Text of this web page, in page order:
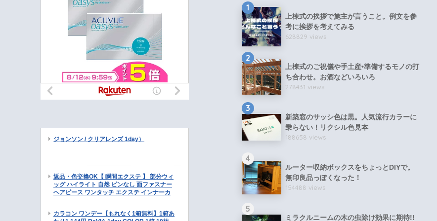
1
上棟式の挨拶で施主が言うこと。例文を参
考に挨拶を考えてみる
628829 views
2
上棟式のご祝儀や手土産•準備するモノの打
ち合わせ。お酒などいろいろ
278431 views
3
新築窓のサッシ色は黒。人気流行カラーに
乗らない！リクシル色見本
188658 views
4
ルーター収納ボックスをちょっとDIYで。
無印良品っぽくなった！
154488 views
5
ミラクルニームの木の虫除け効果に期待!!